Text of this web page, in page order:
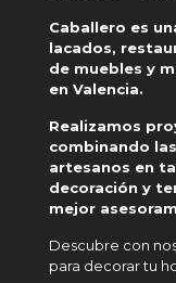
Caballero es
lacados,
de muebles y
en Valencia.
Realizamos
combinando
artesanos en
decoración y
mejor
Descubre con
para decorar tu